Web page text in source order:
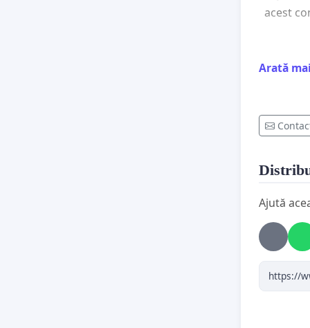
acest
Pentru
(atât
impuse.
și să
Arată
Ajută